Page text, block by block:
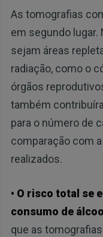
As tomografias
em segundo lugar.
sejam áreas
radiação, como o
órgãos
também
para o número de
comparação com
realizados.
• O risco total se
consumo de
que as